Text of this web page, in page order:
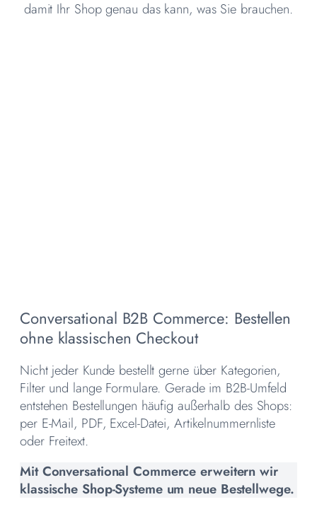
damit Ihr Shop genau das kann, was Sie brauchen.
Conversational B2B Commerce: Bestellen
ohne klassischen Checkout
Nicht jeder Kunde bestellt gerne über Kategorien,
Filter und lange Formulare. Gerade im B2B-Umfeld
entstehen Bestellungen häufig außerhalb des Shops:
per E-Mail, PDF, Excel-Datei, Artikelnummernliste
oder Freitext.
Mit Conversational Commerce erweitern wir
klassische Shop-Systeme um neue Bestellwege.